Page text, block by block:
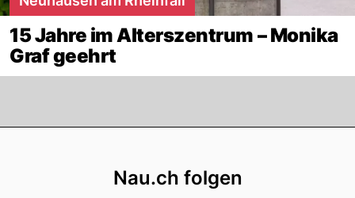
15 Jahre im Alterszentrum – Monika
Graf geehrt
Nau.ch folgen